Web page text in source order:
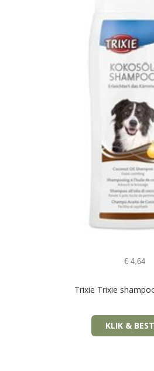
€ 4,64
Trixie Trixie
KLIK &